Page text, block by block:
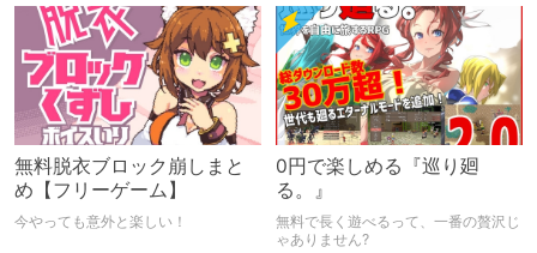
無料脱衣ブロック崩しまと
め【フリーゲーム】
今やっても意外と楽しい！
0円で楽しめる『巡り廻
る。』
無料で長く遊べるって、一番の贅沢じ
ゃありません?